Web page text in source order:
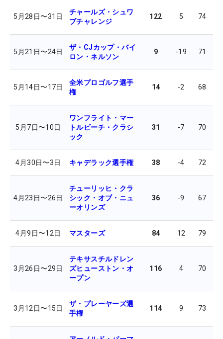
5月28日〜31日
チャールズ・シュワ
ブチャレンジ
122 5 74
5月21日〜24日
ザ・CJカップ・バイ
ロン・ネルソン
9 -19 71
5月14日〜17日
全米プロゴルフ選手
権
14 -2 68
5月7日〜10日
ワンフライト・マー
トルビーチ・クラシ
ック
31 -7 70
4月30日〜3日 キャデラック選手権 38 -4 72
4月23日〜26日
チューリッヒ・クラ
シック・オブ・ニュ
ーオリンズ
36 -9 67
4月9日〜12日 マスターズ 84 12 79
3月26日〜29日
テキサスチルドレン
ズヒューストン・オ
ープン
116 4 70
3月12日〜15日
ザ・プレーヤーズ選
手権
114 9 73